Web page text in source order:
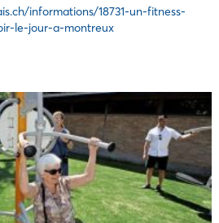
informations/18731-un-fitness-
le-jour-a-montreux